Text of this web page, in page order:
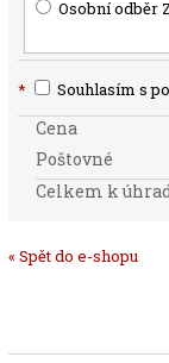
Osobní odběr
* Souhlasím s
Cena
Poštovné
Celkem k
« Spět do e-shopu